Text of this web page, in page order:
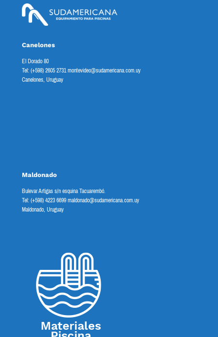
Canelones
El Dorado 80
Tel: (+598) 2605 2731 montevideo@sudamericana.com.uy
Canelones, Uruguay
Maldonado
Bulevar Artigas s/n esquina Tacuarembó.
Tel: (+598) 4223 6699 maldonado@sudamericana.com.uy
Maldonado, Uruguay